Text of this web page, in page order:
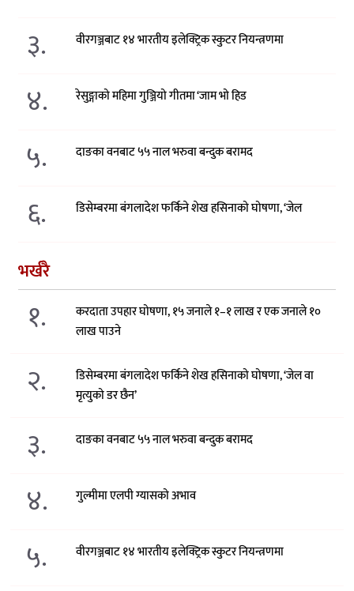
३. वीरगञ्जबाट १४ भारतीय इलेक्ट्रिक स्कुटर नियन्त्रणमा
४. रेसुङ्गाको महिमा गुञ्जियो गीतमा ‘जाम भो हिड
५. दाङका वनबाट ५५ नाल भरुवा बन्दुक बरामद
६. डिसेम्बरमा बंगलादेश फर्किने शेख हसिनाको घोषणा, ‘जेल
भर्खरै
१.
करदाता उपहार घोषणा, १५ जनाले १–१ लाख र एक जनाले १०
लाख पाउने
२.
डिसेम्बरमा बंगलादेश फर्किने शेख हसिनाको घोषणा, ‘जेल वा
मृत्युको डर छैन’
३. दाङका वनबाट ५५ नाल भरुवा बन्दुक बरामद
४. गुल्मीमा एलपी ग्यासको अभाव
५. वीरगञ्जबाट १४ भारतीय इलेक्ट्रिक स्कुटर नियन्त्रणमा